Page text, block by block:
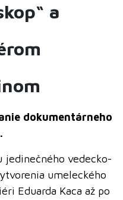
a
dokumentárneho
jedinečného vedecko-
umeleckého
Eduarda Kaca až po